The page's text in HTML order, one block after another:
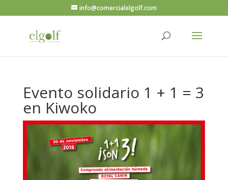
info@comercialelgolf.com
Evento solidario 1 + 1 = 3
en Kiwoko